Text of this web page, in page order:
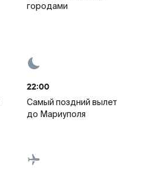
городами
22:00
Самый поздний вылет
до Мариуполя